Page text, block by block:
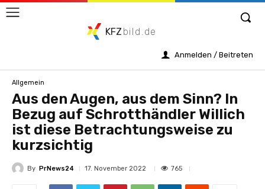
KFZ bild.de
Anmelden / Beitreten
Allgemein
Aus den Augen, aus dem Sinn? In
Bezug auf Schrotthändler Willich
ist diese Betrachtungsweise zu
kurzsichtig
By PrNews24 17. November 2022 765